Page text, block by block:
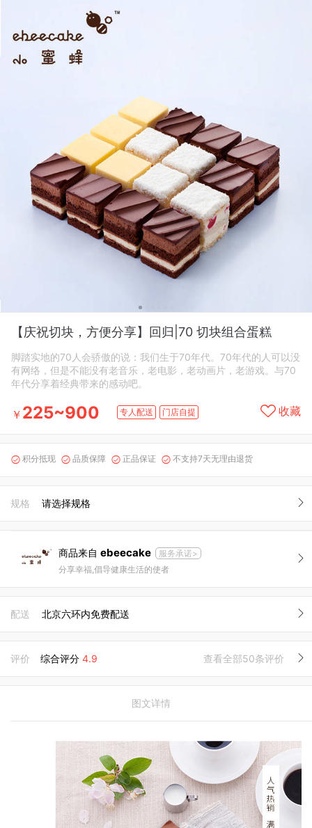
【庆祝切块，方便分享】回归|70 切块组合蛋糕
脚踏实地的70人会骄傲的说：我们生于70年代。70年代的人可以没
有网络，但是不能没有老音乐，老电影，老动画片，老游戏。与70
年代分享着经典带来的感动吧。
￥ 225~900 专人配送 门店自提 收藏
 积分抵现  品质保障  正品保证  不支持7天无理由退货
规格 请选择规格
商品来自 ebeecake
服务承诺>
分享幸福,倡导健康生活的使者
配送 北京六环内免费配送
评价 综合评分 4.9 查看全部50条评价
图文详情